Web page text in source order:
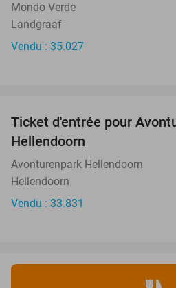
Mondo Verde
Landgraaf
Vendu : 35.027
Ticket d'entrée pour
Hellendoorn
Avonturenpark Hellendoorn
Hellendoorn
Vendu : 33.831